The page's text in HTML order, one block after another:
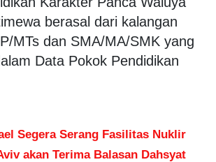
berasal dari kalangan
MTs dan SMA/MA/SMK yang
Data Pokok Pendidikan
Segera Serang Fasilitas Nuklir
akan Terima Balasan Dahsyat